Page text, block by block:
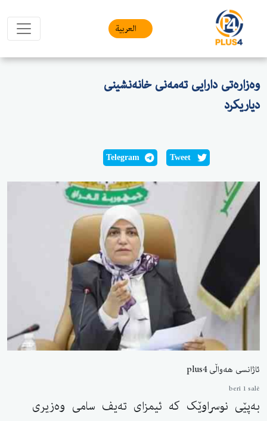
العربیة
وەزارەتی دارایی تەمەنی خانەنشینی
دیاریکرد
Tweet
Telegram
ئاژانسی هەواڵی plus4
berî 1 salê
بەپێی نوسراوێک کە ئیمزای تەیف سامی وەزیری